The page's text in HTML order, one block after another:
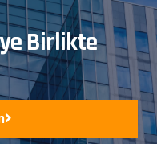
Birlikte